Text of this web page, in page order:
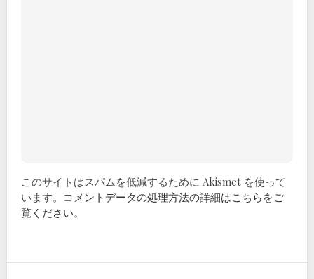
このサイトはスパムを低減するために Akismet を使って
います。 コメントデータの処理方法の詳細はこちらをご
覧ください。